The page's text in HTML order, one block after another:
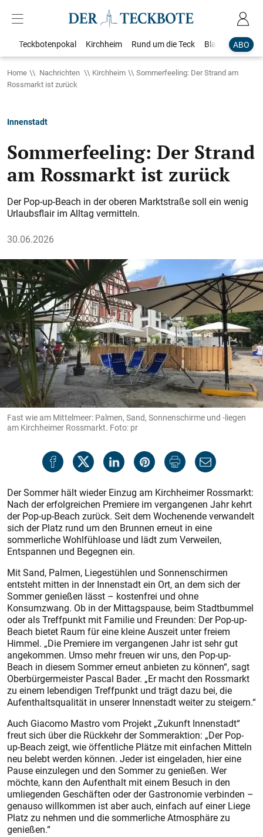
ABO
Teckbotenpokal Kirchheim Rund um die Teck Blaulicht
Home Nachrichten Kirchheim
Sommerfeeling: Der Strand am
Rossmarkt ist zurück
Innenstadt
Sommerfeeling: Der Strand
am Rossmarkt ist zurück
Der Pop-up-Beach in der oberen Marktstraße soll ein wenig
Urlaubsflair im Alltag vermitteln.
30.06.2026
Fast wie am Mittelmeer: Palmen, Sand, Sonnenschirme und -liegen
am Kirchheimer Rossmarkt. Foto: pr
Der Sommer hält wieder Einzug am Kirchheimer Rossmarkt:
Nach der erfolgreichen Premiere im vergangenen Jahr kehrt
der Pop-up-Beach zurück. Seit dem Wochenende verwandelt
sich der Platz rund um den Brunnen erneut in eine
sommerliche Wohlfühloase und lädt zum Verweilen,
Entspannen und Begegnen ein.
Mit Sand, Palmen, Liegestühlen und Sonnenschirmen
entsteht mitten in der Innenstadt ein Ort, an dem sich der
Sommer genießen lässt – kostenfrei und ohne
Konsumzwang. Ob in der Mittagspause, beim Stadtbummel
oder als Treffpunkt mit Familie und Freunden: Der Pop-up-
Beach bietet Raum für eine kleine Auszeit unter freiem
Himmel. „Die Premiere im vergangenen Jahr ist sehr gut
angekommen. Umso mehr freuen wir uns, den Pop-up-
Beach in diesem Sommer erneut anbieten zu können“, sagt
Oberbürgermeister Pascal Bader. „Er macht den Rossmarkt
zu einem lebendigen Treffpunkt und trägt dazu bei, die
Aufenthaltsqualität in unserer Innenstadt weiter zu steigern.“
Auch Giacomo Mastro vom Projekt „Zukunft Innenstadt“
freut sich über die Rückkehr der Sommeraktion: „Der Pop-
up-Beach zeigt, wie öffentliche Plätze mit einfachen Mitteln
neu belebt werden können. Jeder ist eingeladen, hier eine
Pause einzulegen und den Sommer zu genießen. Wer
möchte, kann den Aufenthalt mit einem Besuch in den
umliegenden Geschäften oder der Gastronomie verbinden –
genauso willkommen ist aber auch, einfach auf einer Liege
Platz zu nehmen und die sommerliche Atmosphäre zu
genießen.“